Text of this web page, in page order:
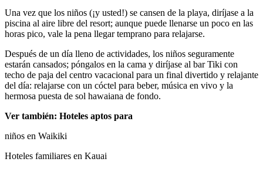
Una vez que los niños (¡y usted!) se cansen de la playa, diríjase a la
piscina al aire libre del resort; aunque puede llenarse un poco en las
horas pico, vale la pena llegar temprano para relajarse.
Después de un día lleno de actividades, los niños seguramente
estarán cansados; póngalos en la cama y diríjase al bar Tiki con
techo de paja del centro vacacional para un final divertido y relajante
del día: relajarse con un cóctel para beber, música en vivo y la
hermosa puesta de sol hawaiana de fondo.
Ver también: Hoteles aptos para
niños en Waikiki
Hoteles familiares en Kauai